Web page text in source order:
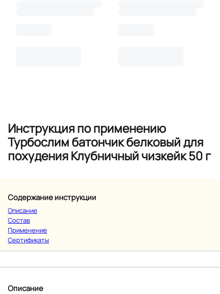
Инструкция по применению
Турбослим батончик белковый для
похудения Клубничный чизкейк 50 г
Содержание инструкции
Описание
Состав
Применение
Сертификаты
Описание